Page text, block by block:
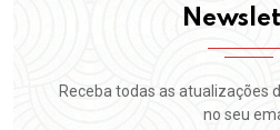
Receba todas as atualizações
no seu